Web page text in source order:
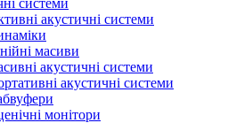
системи
акустичні системи
масиви
акустичні системи
акустичні системи
монітори